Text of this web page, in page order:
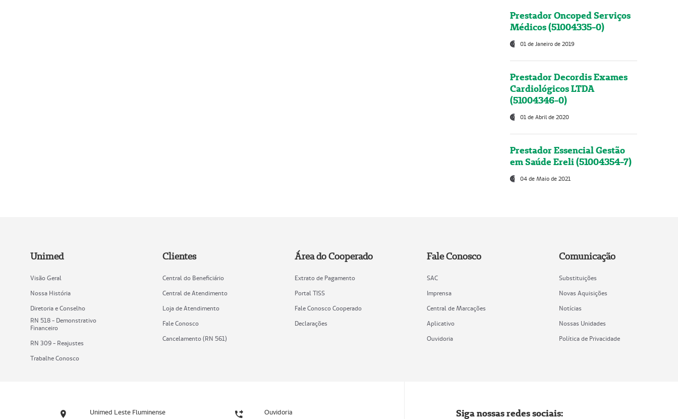
Prestador Oncoped Serviços
Médicos (51004335-0)
01 de Janeiro de 2019
Prestador Decordis Exames
Cardiológicos LTDA
(51004346-0)
01 de Abril de 2020
Prestador Essencial Gestão
em Saúde Ereli (51004354-7)
04 de Maio de 2021
Unimed
Visão Geral
Nossa História
Diretoria e Conselho
RN 518 - Demonstrativo
Financeiro
RN 309 - Reajustes
Trabalhe Conosco
Clientes
Central do Beneficiário
Central de Atendimento
Loja de Atendimento
Fale Conosco
Cancelamento (RN 561)
Área do Cooperado
Extrato de Pagamento
Portal TISS
Fale Conosco Cooperado
Declarações
Fale Conosco
SAC
Imprensa
Central de Marcações
Aplicativo
Ouvidoria
Comunicação
Substituições
Novas Aquisições
Notícias
Nossas Unidades
Política de Privacidade
Unimed Leste Fluminense Ouvidoria Siga nossas redes sociais: